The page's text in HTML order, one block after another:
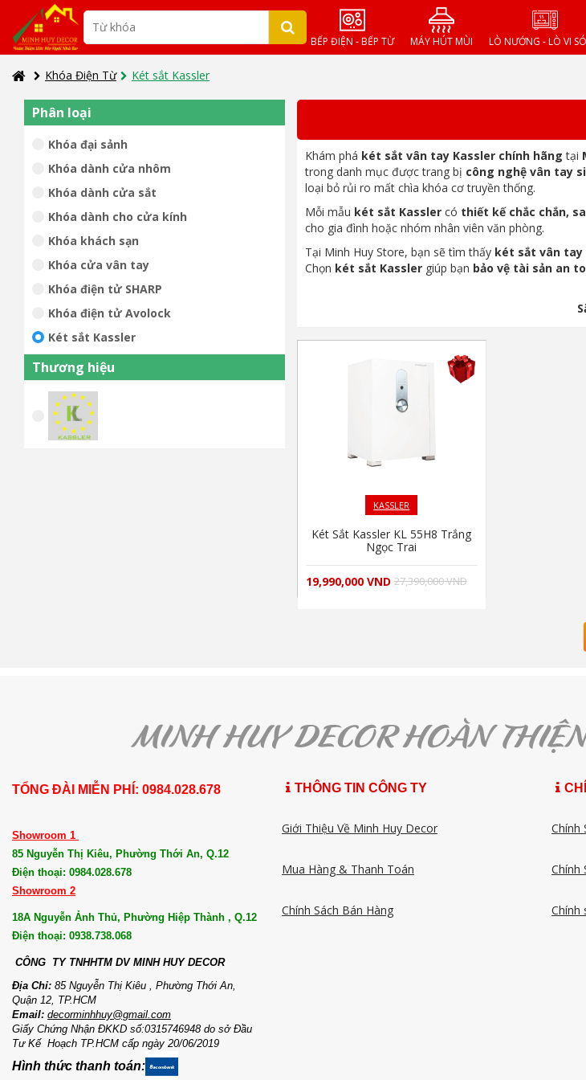
BẾP ĐIỆN - BẾP TỪ MÁY HÚT MÙI LÒ NƯỚNG - LÒ VI
Khóa Điện Từ Két sắt Kassler
Phân loại
Khóa đại sảnh
Khóa dành cửa nhôm
Khóa dành cửa sắt
Khóa dành cho cửa kính
Khóa khách sạn
Khóa cửa vân tay
Khóa điện tử SHARP
Khóa điện tử Avolock
Két sắt Kassler
Thương hiệu
Khám phá két sắt vân tay Kassler chính hãng tại
trong danh mục được trang bị công nghệ vân tay
loại bỏ rủi ro mất chìa khóa cơ truyền thống.
Mỗi mẫu két sắt Kasslercó thiết kế chắc chắn,
cho gia đình hoặc nhóm nhân viên văn phòng.
Tại Minh Huy Store, bạn sẽ tìm thấy két sắt vân tay
Chọn két sắt Kasslergiúp bạn bảo vệ tài sản an
KASSLER
Két Sắt Kassler KL 55H8 Trắng
Ngọc Trai
27,390,000 VND
19,990,000 VND
TỔNG ĐÀI MIỄN PHÍ: 0984.028.678
Showroom 1
85 Nguyễn Thị Kiêu, Phường Thới An, Q.12
Điện thoại: 0984.028.678
Showroom 2
18A Nguyễn Ảnh Thủ, Phường Hiệp Thành , Q.12
Điện thoại: 0938.738.068
CÔNG TY TNHHTM DV MINH HUY DECOR
Địa Chỉ: 85 Nguyễn Thị Kiêu , Phường Thới An,
Quận 12, TP.HCM
Email: decorminhhuy@gmail.com
Giấy Chứng Nhận ĐKKD số:0315746948 do sở Đầu
Tư Kế Hoạch TP.HCM cấp ngày 20/06/2019
Hình thức thanh toán:
THÔNG TIN CÔNG TY
Giới Thiệu Về Minh Huy Decor
Mua Hàng & Thanh Toán
Chính Sách Bán Hàng
Chính
Chính
Chính